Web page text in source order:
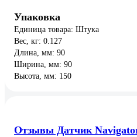
Упаковка
Единица товара: Штука
Вес, кг: 0.127
Длина, мм: 90
Ширина, мм: 90
Высота, мм: 150
Отзывы Датчик